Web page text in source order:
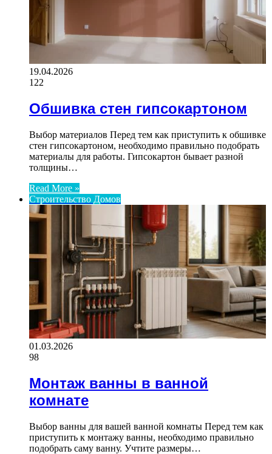
19.04.2026
122
Обшивка стен гипсокартоном
Выбор материалов Перед тем как приступить к обшивке
стен гипсокартоном, необходимо правильно подобрать
материалы для работы. Гипсокартон бывает разной
толщины…
Read More »
Строительство Домов
01.03.2026
98
Монтаж ванны в ванной
комнате
Выбор ванны для вашей ванной комнаты Перед тем как
приступить к монтажу ванны, необходимо правильно
подобрать саму ванну. Учтите размеры…